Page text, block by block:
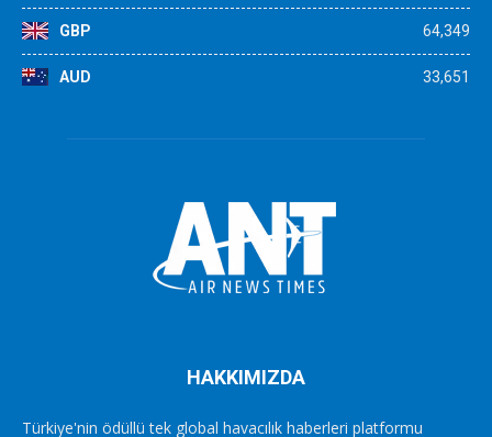
GBP 64,349
AUD 33,651
HAKKIMIZDA
Türkiye'nin ödüllü tek global havacılık haberleri platformu